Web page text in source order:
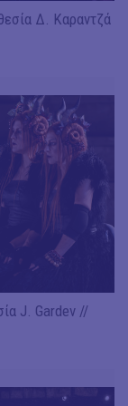
Δ. Καραντζά
J. Gardev //